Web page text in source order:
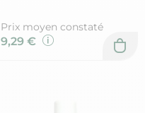
Prix moyen constaté
9,29 €